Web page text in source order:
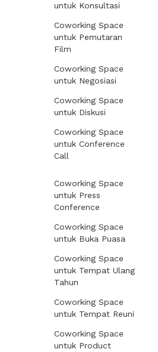
untuk Konsultasi
Coworking Space
untuk Pemutaran
Film
Coworking Space
untuk Negosiasi
Coworking Space
untuk Diskusi
Coworking Space
untuk Conference
Call
Coworking Space
untuk Press
Conference
Coworking Space
untuk Buka Puasa
Coworking Space
untuk Tempat Ulang
Tahun
Coworking Space
untuk Tempat Reuni
Coworking Space
untuk Product